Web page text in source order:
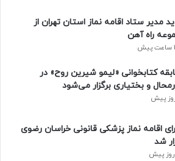
مدیر ستاد اقامه نماز استان تهران از
راه آهن
کتابخوانی «لیمو شیرین روح» در
و بختیاری برگزار می‌شود
اقامه نماز پزشکی قانونی خراسان رضوی
شد